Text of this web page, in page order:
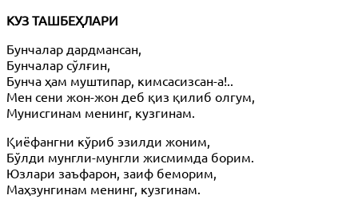
КУЗ ТАШБЕҲЛАРИ
Бунчалар дардмансан,
Бунчалар сўлғин,
Бунча ҳам муштипар, кимсасизсан-а!..
Мен сени жон-жон деб қиз қилиб олгум,
Мунисгинам менинг, кузгинам.
Қиёфангни кўриб эзилди жоним,
Бўлди мунгли-мунгли жисмимда борим.
Юзлари заъфарон, заиф беморим,
Маҳзунгинам менинг, кузгинам.